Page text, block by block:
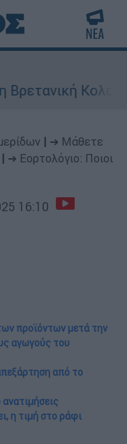
Κολομβία
➔ Μάθετε
➔ Εορτολόγιο: Ποιοι
16:10
προϊόντων μετά την
αγωγούς του
από το
ανατιμήσεις
η τιμή στο ράφι